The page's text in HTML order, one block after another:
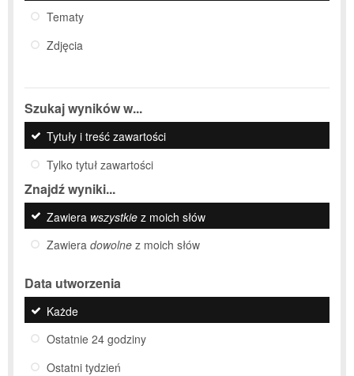
Tematy
Zdjęcia
Szukaj wyników w...
Tytuły i treść zawartości
Tylko tytuł zawartości
Znajdź wyniki...
Zawiera wszystkie z moich słów
Zawiera dowolne z moich słów
Data utworzenia
Każde
Ostatnie 24 godziny
Ostatni tydzień